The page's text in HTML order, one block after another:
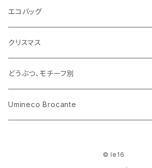
古せっけん
ラッピングペーパー、壁紙
花びん
小物入れ
陶磁器
カップアンドソーサー
プレート
木製品
ホーロー
メタル
エコバッグ
クリスマス
どうぶつ、モチーフ別
くま、ベア
Umineco Brocante
© le16